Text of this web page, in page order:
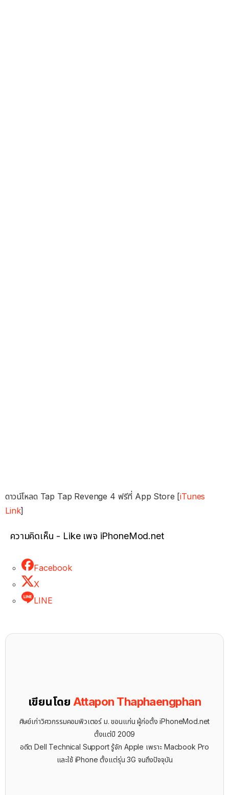
ดาวน์โหลด Tap Tap Revenge 4 ฟรีที่ App Store [iTunes
Link]
ความคิดเห็น - Like เพจ iPhoneMod.net
Facebook
X
LINE
เขียนโดย Attapon Thaphaengphan
ศิษย์เก่าวิศวกรรมคอมพิวเตอร์ ม. ขอนแก่น ผู้ก่อตั้ง iPhoneMod.net
ตั้งแต่ปี 2009
อดีต Dell Technical Support รู้จัก ​Apple เพราะ Macbook Pro
และใช้ iPhone ตั้งแต่รุ่น 3G จนถึงปัจจุบัน